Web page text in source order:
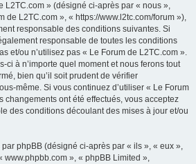
L2TC.com » (désigné ci-après par « nous »,
de L2TC.com », « https://www.l2tc.com/forum »),
responsable des conditions suivantes. Si
responsable de toutes les conditions
et/ou n’utilisez pas « Le Forum de L2TC.com ».
ci à n’importe quel moment et nous ferons tout
bien qu’il soit prudent de vérifier
même. Si vous continuez d’utiliser « Le Forum
changements ont été effectués, vous acceptez
des conditions découlant des mises à jour et/ou
phpBB (désigné ci-après par « ils », « eux »,
www.phpbb.com », « phpBB Limited »,